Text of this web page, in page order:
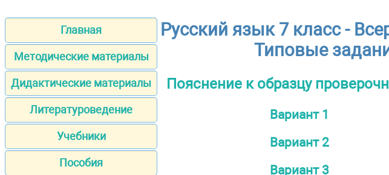
Главная
Методические материалы
Дидактические материалы
Литературоведение
Учебники
Пособия
Русский язык 7 класс -
Типовые
Пояснение к образцу
Вариант 1
Вариант 2
Вариант 3